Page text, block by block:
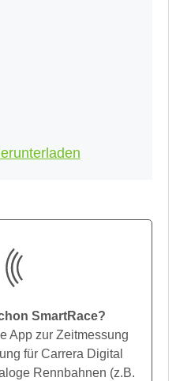
SmartRace?
App zur Zeitmessung
für Carrera Digital
Rennbahnen (z.B.